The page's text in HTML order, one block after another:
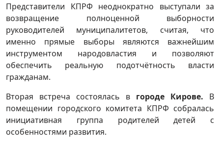
Представители КПРФ неоднократно выступали за
возвращение полноценной выборности
руководителей муниципалитетов, считая, что
именно прямые выборы являются важнейшим
инструментом народовластия и позволяют
обеспечить реальную подотчётность власти
гражданам.
Вторая встреча состоялась в городе Кирове. В
помещении городского комитета КПРФ собралась
инициативная группа родителей детей с
особенностями развития.